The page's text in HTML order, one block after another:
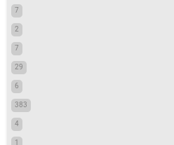
7
2
7
29
6
383
4
1